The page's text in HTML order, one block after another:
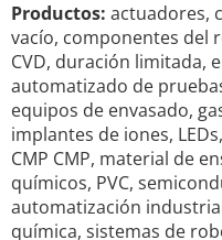
Productos: actuadores,
vacío, componentes del
CVD, duración limitada,
automatizado de
equipos de envasado,
implantes de iones,
CMP CMP, material de
químicos, PVC,
automatización
química, sistemas de